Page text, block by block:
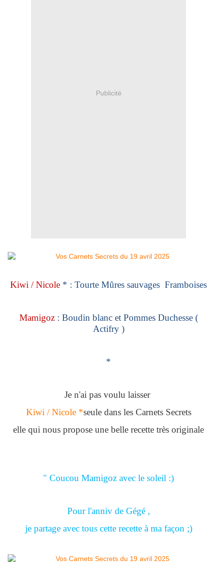
Publicité
Kiwi / Nicole * : Tourte Mûres sauvages Framboises
Mamigoz : Boudin blanc et Pommes Duchesse (
Actifry )
*
Je n'ai pas voulu laisser
Kiwi / Nicole *seule dans les Carnets Secrets
elle qui nous propose une belle recette très originale
" Coucou Mamigoz avec le soleil :)
Pour l'anniv de Gégé ,
je partage avec tous cette recette à ma façon ;)